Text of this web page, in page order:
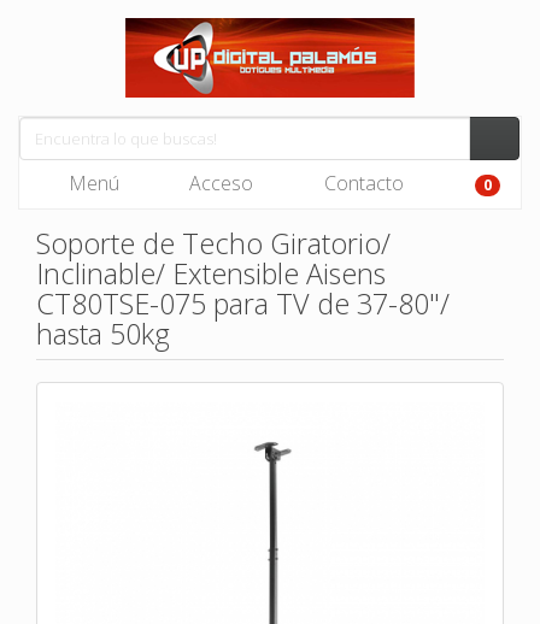
Menú Acceso Contacto 0
Soporte de Techo Giratorio/
Inclinable/ Extensible Aisens
CT80TSE-075 para TV de 37-80"/
hasta 50kg